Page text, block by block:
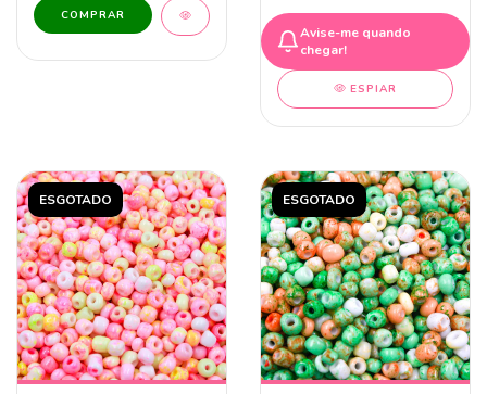
Avise-me quando
chegar!
ESPIAR
ESGOTADO ESGOTADO